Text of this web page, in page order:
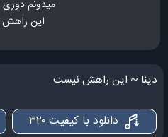
میدونم دوری
این
دینا ~ این راهش نیست
دانلود با کیفیت ۳۲۰